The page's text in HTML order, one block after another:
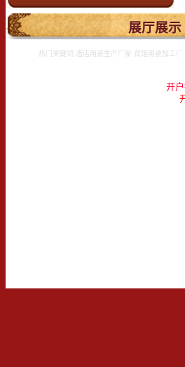
. 展厅展示
热门关键词:酒店用瓷生产厂家 宾馆用瓷加工
开